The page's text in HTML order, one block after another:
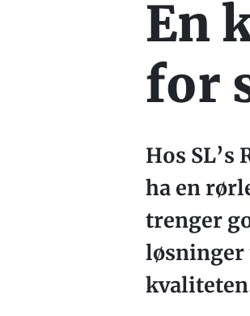
En
for
Hos
ha en
trenger
løsninger